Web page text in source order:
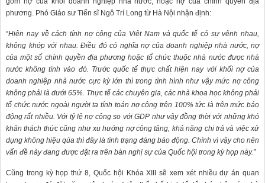
phương. Phó Giáo sư Tiến sĩ Ngô Trí Long từ Hà Nội nhận định:
“Hiện nay về cách tính nợ công của Việt Nam và quốc tế có sự vênh nhau,
không khớp với nhau. Điều đó có nghĩa nợ của doanh nghiệp nhà nước, nợ
của một số chính quyền địa phương hoặc tổ chức thuộc nhà nước được nhà
nước không tính vào đó. Trước quốc tế thực chất hiện nay với khối nợ của
doanh nghiệp nhà nước cực kỳ lớn thì trong tình hình như vậy mức nợ công
không phải là dưới 65%. Thực tế các chuyên gia, các nhà khoa học không phải
tổ chức nước ngoài người ta tính toán nợ công trên 100% tức là trên mức báo
động rất nhiều. Với tỷ lệ nợ công so với GDP như vậy đồng thời với những khó
khăn thách thức cũng như xu hướng nợ công tăng, khả năng chi trả và việc xử
dụng không hiệu qủa thì đây là tình trạng đáng báo động. Chính vì vậy cho nên
vấn đề này đang được đặt ra trên bàn nghị sự của Quốc hội trong kỳ họp này.”
Cũng trong kỳ họp thứ 8, Quốc hội Khóa XIII sẽ xem xét nhiều dự án quan